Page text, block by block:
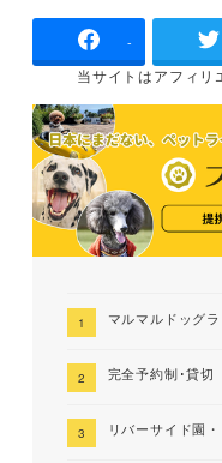
-
当サイトはアフィリ
マルマルドッグ
完全予約制･貸切
リバーサイド園